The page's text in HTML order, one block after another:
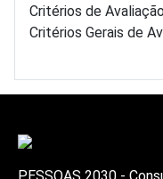
Critérios de
Critérios Gerais de